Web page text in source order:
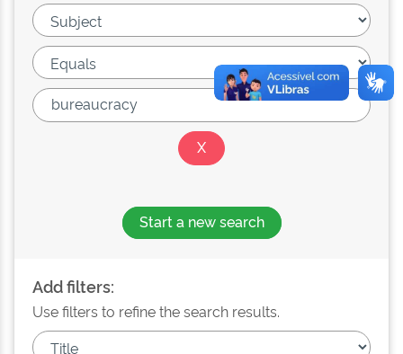
Start a new search
Add filters:
Use filters to refine the search results.